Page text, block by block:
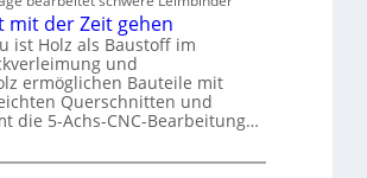
mit der Zeit gehen
ist Holz als Baustoff im
und
ermöglichen Bauteile mit
Querschnitten und
die 5-Achs-CNC-Bearbeitung…